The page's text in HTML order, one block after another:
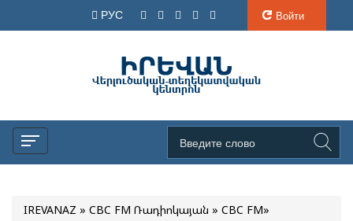
РУС Войти
IREVANAZ » CBC FM Ռադիոկայան » CBC FM»